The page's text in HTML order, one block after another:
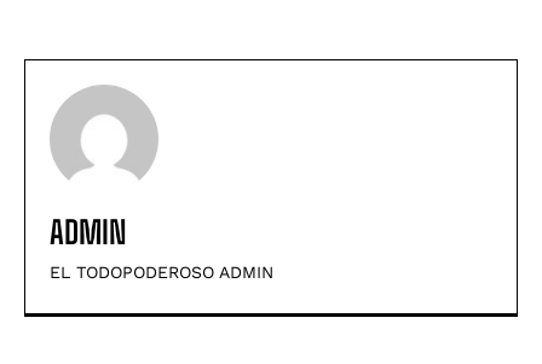
ADMIN
EL TODOPODEROSO ADMIN